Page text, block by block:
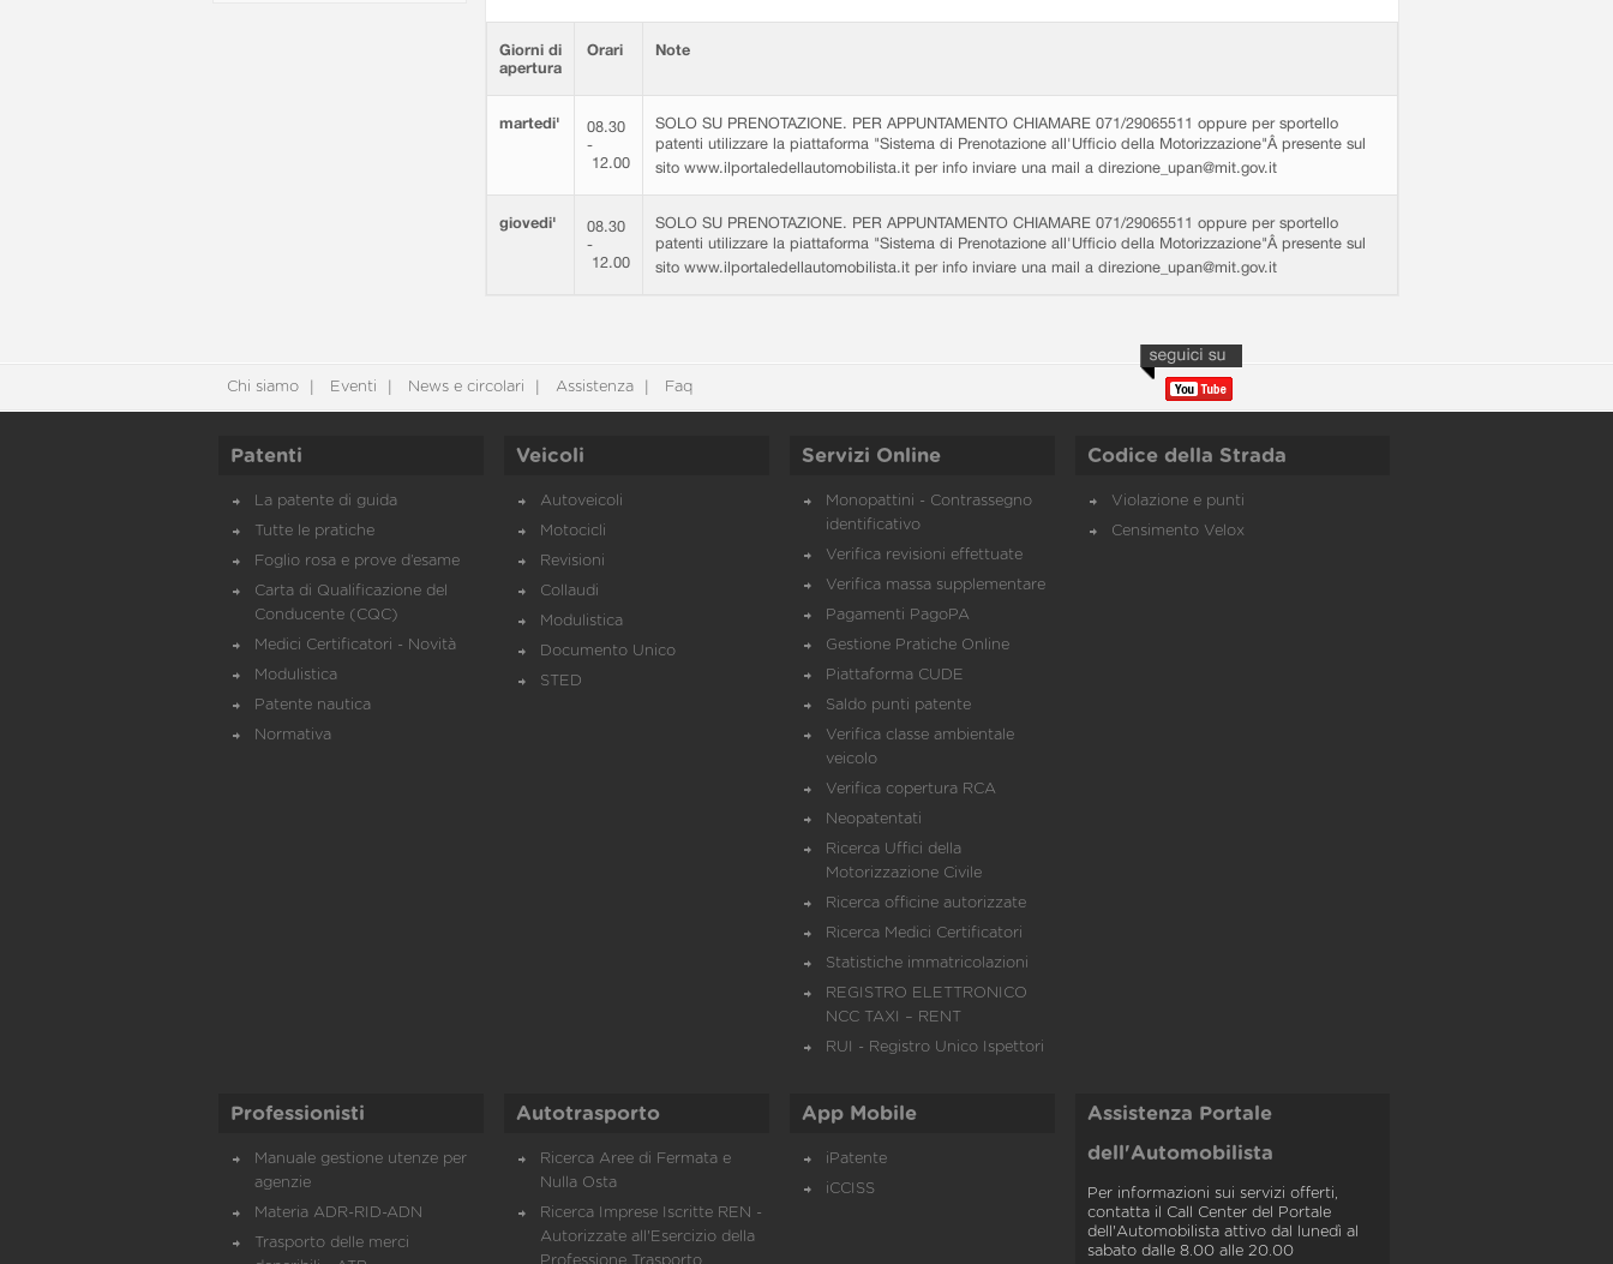
Giorni di
apertura
Orari Note
martedi'
08.30
-
12.00
SOLO SU PRENOTAZIONE. PER APPUNTAMENTO CHIAMARE 071/29065511 oppure per sportello
patenti utilizzare la piattaforma "Sistema di Prenotazione all'Ufficio della Motorizzazione"Â presente sul
sito www.ilportaledellautomobilista.it per info inviare una mail a direzione_upan@mit.gov.it
giovedi'
08.30
-
12.00
SOLO SU PRENOTAZIONE. PER APPUNTAMENTO CHIAMARE 071/29065511 oppure per sportello
patenti utilizzare la piattaforma "Sistema di Prenotazione all'Ufficio della Motorizzazione"Â presente sul
sito www.ilportaledellautomobilista.it per info inviare una mail a direzione_upan@mit.gov.it
Chi siamo Eventi News e circolari Assistenza Faq
Patenti
La patente di guida
Tutte le pratiche
Foglio rosa e prove d’esame
Carta di Qualificazione del
Conducente (CQC)
Medici Certificatori - Novità
Modulistica
Patente nautica
Normativa
Veicoli
Autoveicoli
Motocicli
Revisioni
Collaudi
Modulistica
Documento Unico
STED
Servizi Online
Monopattini - Contrassegno
identificativo
Verifica revisioni effettuate
Verifica massa supplementare
Pagamenti PagoPA
Gestione Pratiche Online
Piattaforma CUDE
Saldo punti patente
Verifica classe ambientale
veicolo
Verifica copertura RCA
Neopatentati
Ricerca Uffici della
Motorizzazione Civile
Ricerca officine autorizzate
Ricerca Medici Certificatori
Statistiche immatricolazioni
REGISTRO ELETTRONICO
NCC TAXI – RENT
RUI - Registro Unico Ispettori
Codice della Strada
Violazione e punti
Censimento Velox
Professionisti
Manuale gestione utenze per
agenzie
Materia ADR-RID-ADN
Trasporto delle merci
Autotrasporto
Ricerca Aree di Fermata e
Nulla Osta
Ricerca Imprese Iscritte REN -
Autorizzate all'Esercizio della
App Mobile
iPatente
iCCISS
Assistenza Portale
dell'Automobilista
Per informazioni sui servizi offerti,
contatta il Call Center del Portale
dell'Automobilista attivo dal lunedì al
sabato dalle 8.00 alle 20.00